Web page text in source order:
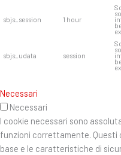
sbjs_session 1 hour
sbjs_udata session
Necessari
Necessari
I cookie necessari sono
funzioni correttamente. Questi
base e le caratteristiche di